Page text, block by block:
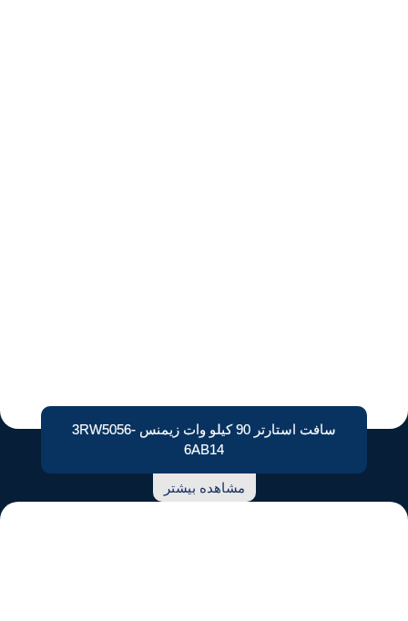
سافت استارتر 90 کیلو وات زیمنس 3RW5056-
6AB14
مشاهده بیشتر